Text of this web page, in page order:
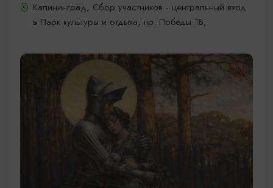
Калининград, Сбор участников - центральный вход
в Парк культуры и отдыха, пр. Победы 1Б,